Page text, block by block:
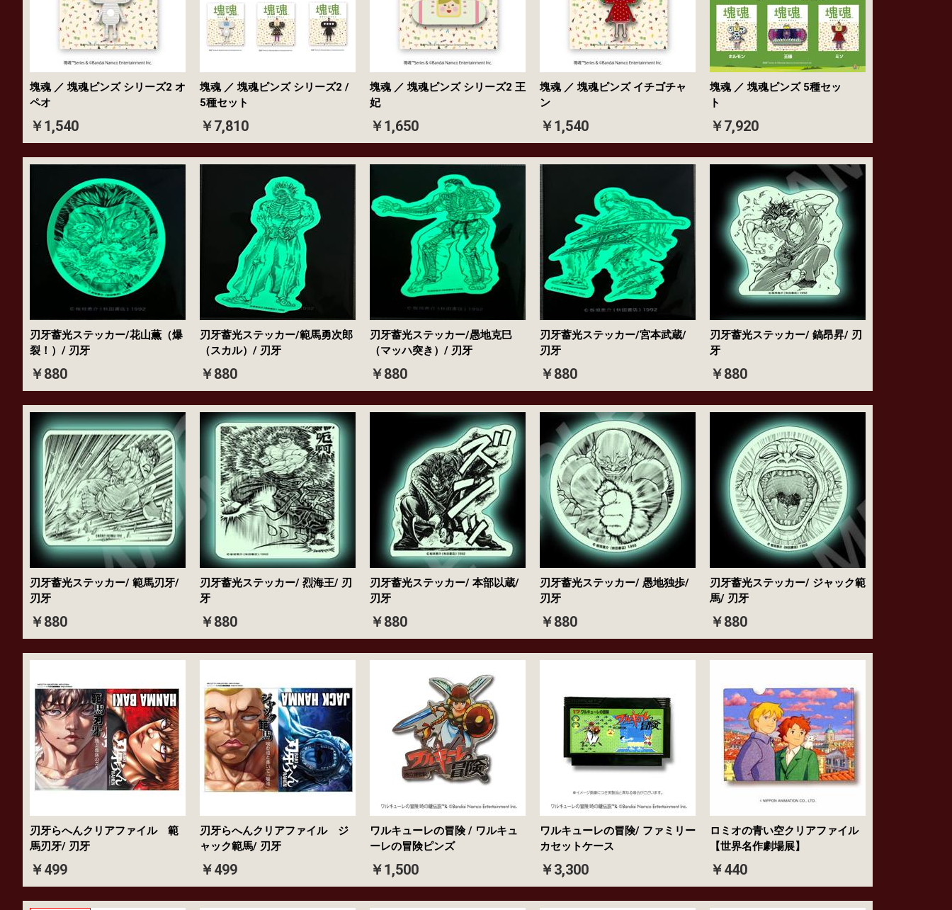
塊魂 ／ 塊魂ピンズ シリーズ2 オ
ペオ
￥1,540
塊魂 ／ 塊魂ピンズ シリーズ2 /
5種セット
￥7,810
塊魂 ／ 塊魂ピンズ シリーズ2 王
妃
￥1,650
塊魂 ／ 塊魂ピンズ イチゴチャ
ン
￥1,540
塊魂 ／ 塊魂ピンズ 5種セッ
ト
￥7,920
刃牙蓄光ステッカー/花山薫（爆
裂！）/ 刃牙
￥880
刃牙蓄光ステッカー/範馬勇次郎
（スカル）/ 刃牙
￥880
刃牙蓄光ステッカー/愚地克巳
（マッハ突き）/ 刃牙
￥880
刃牙蓄光ステッカー/宮本武蔵/
刃牙
￥880
刃牙蓄光ステッカー/ 鎬昂昇/ 刃
牙
￥880
刃牙蓄光ステッカー/ 範馬刃牙/
刃牙
￥880
刃牙蓄光ステッカー/ 烈海王/ 刃
牙
￥880
刃牙蓄光ステッカー/ 本部以蔵/
刃牙
￥880
刃牙蓄光ステッカー/ 愚地独歩/
刃牙
￥880
刃牙蓄光ステッカー/ ジャック範
馬/ 刃牙
￥880
刃牙らへんクリアファイル 範
馬刃牙/ 刃牙
￥499
刃牙らへんクリアファイル ジ
ャック範馬/ 刃牙
￥499
ワルキューレの冒険 / ワルキュ
ーレの冒険ピンズ
￥1,500
ワルキューレの冒険/ ファミリー
カセットケース
￥3,300
ロミオの青い空クリアファイル
【世界名作劇場展】
￥440